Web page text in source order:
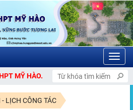
HÀO.
- LỊCH CÔNG TÁC